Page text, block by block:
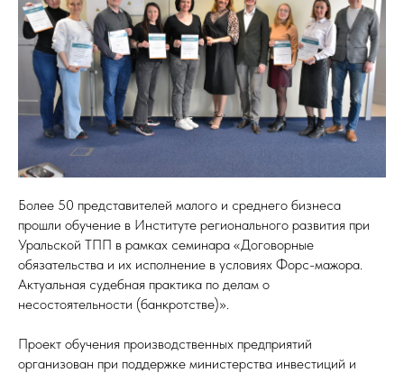
Более 50 представителей малого и среднего бизнеса
прошли обучение в Институте регионального развития при
Уральской ТПП в рамках семинара «Договорные
обязательства и их исполнение в условиях Форс-мажора.
Актуальная судебная практика по делам о
несостоятельности (банкротстве)».
Проект обучения производственных предприятий
организован при поддержке министерства инвестиций и